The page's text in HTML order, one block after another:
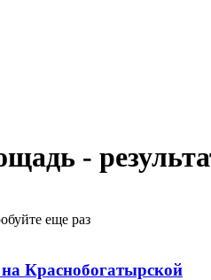
-
еще раз
Краснобогатырской